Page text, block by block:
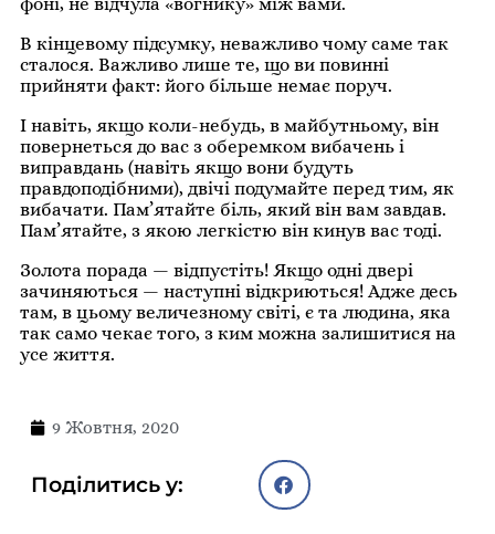
фоні, не відчула «вогнику» між вами.
В кінцевому підсумку, неважливо чому саме так
сталося. Важливо лише те, що ви повинні
прийняти факт: його більше немає поруч.
І навіть, якщо коли-небудь, в майбутньому, він
повернеться до вас з оберемком вибачень і
виправдань (навіть якщо вони будуть
правдоподібними), двічі подумайте перед тим, як
вибачати. Пам’ятайте біль, який він вам завдав.
Пам’ятайте, з якою легкістю він кинув вас тоді.
Золота порада — відпустіть! Якщо одні двері
зачиняються — наступні відкриються! Адже десь
там, в цьому величезному світі, є та людина, яка
так само чекає того, з ким можна залишитися на
усе життя.
9 Жовтня, 2020
Поділитись у: